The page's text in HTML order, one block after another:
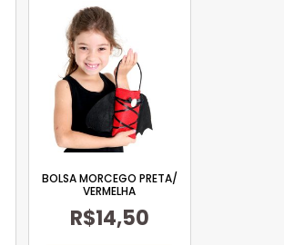
BOLSA MORCEGO PRETA/
VERMELHA
R$14,50